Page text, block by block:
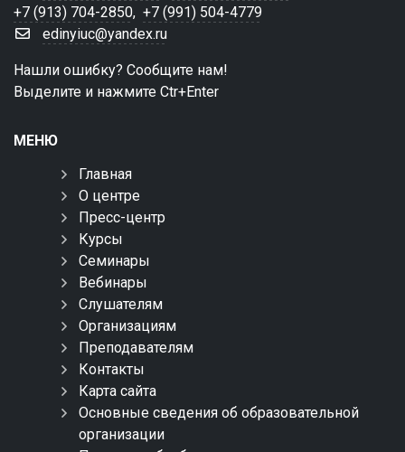
+7 (913) 704-2850, +7 (991) 504-4779
edinyiuc@yandex.ru
Нашли ошибку? Сообщите нам!
Выделите и нажмите Ctr+Enter
МЕНЮ
Главная
О центре
Пресс-центр
Курсы
Семинары
Вебинары
Слушателям
Организациям
Преподавателям
Контакты
Карта сайта
Основные сведения об образовательной
организации